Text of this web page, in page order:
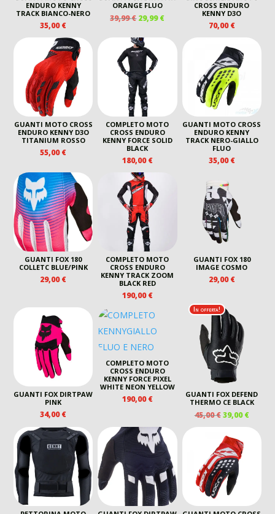
ENDURO KENNY
TRACK BIANCO-NERO
35,00€
ORANGE FLUO
39,99€ IL
ORIGINALE
ERA:
39,99 €.
29,99€IL
ATTUALE
CROSS ENDURO
KENNY D3O
70,00€
GUANTI MOTO CROSS
ENDURO KENNY D3O
TITANIUM ROSSO
55,00€
COMPLETO MOTO
CROSS ENDURO
KENNY FORCE SOLID
BLACK
180,00€
GUANTI MOTO CROSS
ENDURO KENNY
TRACK NERO-GIALLO
FLUO
35,00€
GUANTI FOX 180
COLLETC BLUE/PINK
29,00€
COMPLETO MOTO
CROSS ENDURO
KENNY TRACK ZOOM
BLACK RED
190,00€
GUANTI FOX 180
IMAGE COSMO
29,00€
GUANTI FOX DIRTPAW
PINK
34,00€
COMPLETO MOTO
CROSS ENDURO
KENNY FORCE PIXEL
WHITE NEON YELLOW
190,00€
In offerta!
GUANTI FOX DEFEND
THERMO CE BLACK
45,00€ IL
PREZZO
ORIGINALE
ERA:
45,00 €.
39,00€IL